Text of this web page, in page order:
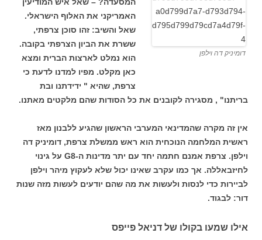
דומיניק דה וילפן
האמריקני את האלוף הישראלי.
שאל והשיב: זהו סוכן צרפתי,
ששרת את הביון הצרפתי בקובה.
הוא נמלט לארצות הברית ומצא
כאן מקלט. מפיו למדנו לדעת כי
צרפת, שהיא " ידידתנו ובת
בריתנו" , מסגירה לקובנים את כל הסודות שהם מלקטים מאתנו.
אין זה מקרה שהמדינאי המערבי הראשון שהגיע ללבנון מאז
ראשית המלחמה הנוכחית הוא ראש ממשלת צרפת, דומיניק דה
וילפן. צרפת אמנם חתמה יחד עם יתר מדינות ה-G8 על גינוי
לחיזבאללה. אך כמו עקרב שאינו יכול שלא לעקוץ מיהר וילפן
לביירות כדי לנסות ולעשות את מה שהם יודעים לעשות מזה שנות
דור: לבגוד.
אילו שמעו בקולו של דניאל פייפס